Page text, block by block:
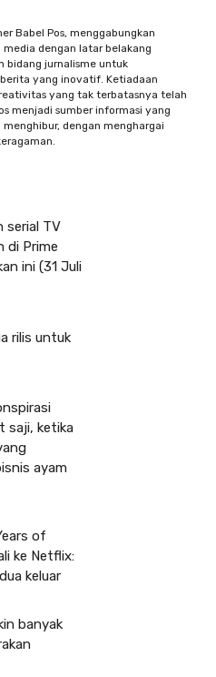
Babel Pos, menggabungkan
dengan latar belakang
bidang jurnalisme untuk
yang inovatif. Ketiadaan
yang tak terbatasnya telah
menjadi sumber informasi yang
dengan menghargai
serial TV
di Prime
ini (31 Juli
rilis untuk
saji, ketika
ayam
of
ke Netflix:
keluar
banyak